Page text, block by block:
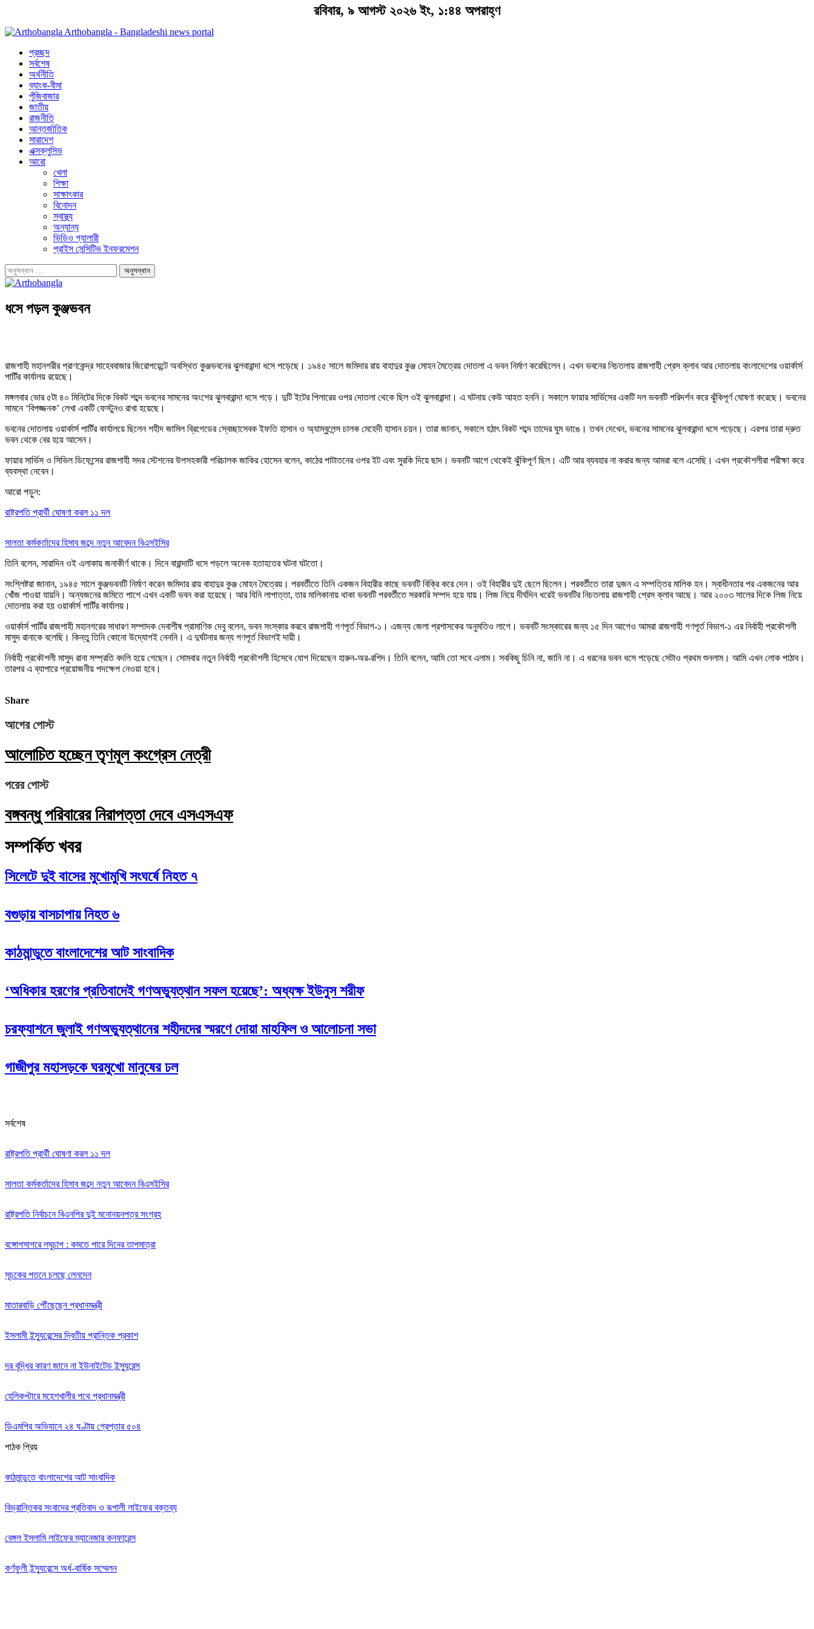
রবিবার, ৯ আগস্ট ২০২৬ ইং, ১:৪৪ অপরাহ্ণ
Arthobangla - Bangladeshi news portal
প্রচ্ছদ
সর্বশেষ
অর্থনীতি
ব্যাংক-বীমা
পুঁজিবাজার
জাতীয়
রাজনীতি
আন্তর্জাতিক
সারাদেশ
এক্সক্লুসিভ
আরো
খেলা
শিক্ষা
সাক্ষাৎকার
বিনোদন
স্বাস্থ্য
অন্যান্য
ভিডিও গ্যালারী
প্রাইস সেন্সিটিভ ইনফরমেশন
ধসে পড়ল কুঞ্জভবন
রাজশাহী মহানগরীর প্রাণকেন্দ্র সাহেববাজার জিরোপয়েন্টে অবস্থিত কুঞ্জভবনের ঝুলবারান্দা ধসে পড়েছে। ১৯৪৫ সালে জমিদার রায় বাহাদুর কুঞ্জ মোহন মৈত্রেয় দোতলা এ ভবন নির্মাণ করেছিলেন। এখন ভবনের নিচতলায় রাজশাহী প্রেস ক্লাব আর দোতলায় বাংলাদেশের ওয়ার্কার্স
পার্টির কার্যালয় রয়েছে।
মঙ্গলবার ভোর ৫টা ৪০ মিনিটের দিকে বিকট শব্দে ভবনের সামনের অংশের ঝুলবারান্দা ধসে পড়ে। দুটি ইটের পিলারের ওপর দোতলা থেকে ছিল ওই ঝুলবারান্দা। এ ঘটনায় কেউ আহত হননি। সকালে ফায়ার সার্ভিসের একটি দল ভবনটি পরিদর্শন করে ঝুঁকিপূর্ণ ঘোষণা করেছে। ভবনের
সামনে ‘বিপজ্জনক’ লেখা একটি ফেস্টুনও রাখা হয়েছে।
ভবনের দোতলায় ওয়ার্কার্স পার্টির কার্যালয়ে ছিলেন শহীদ জামিল ব্রিগেডের স্বেচ্ছাসেবক ইফতি হাসান ও অ্যাম্বুলেন্স চালক মেহেদী হাসান চয়ন। তারা জানান, সকালে হঠাৎ বিকট শব্দে তাদের ঘুম ভাঙে। তখন দেখেন, ভবনের সামনের ঝুলবারান্দা ধসে পড়েছে। এরপর তারা দ্রুত
ভবন থেকে বের হয়ে আসেন।
ফায়ার সার্ভিস ও সিভিল ডিফেন্সের রাজশাহী সদর স্টেশনের উপসহকারী পরিচালক জাকির হোসেন বলেন, কাঠের পাটাতনের ওপর ইট এবং সুরকি দিয়ে ছাদ। ভবনটি আগে থেকেই ঝুঁকিপূর্ণ ছিল। এটি আর ব্যবহার না করার জন্য আমরা বলে এসেছি। এখন প্রকৌশলীরা পরীক্ষা করে
ব্যবস্থা নেবেন।
আরো পড়ুন:
রাষ্ট্রপতি প্রার্থী ঘোষণা করল ১১ দল
সালতা কর্মকর্তাদের হিসাব জব্দে নতুন আবেদন বিএসইসির
তিনি বলেন, সারাদিন ওই এলাকায় জনাকীর্ণ থাকে। দিনে বারান্দাটি ধসে পড়লে অনেক হতাহতের ঘটনা ঘটতো।
সংশ্লিষ্টরা জানান, ১৯৪৫ সালে কুঞ্জভবনটি নির্মাণ করেন জমিদার রায় বাহাদুর কুঞ্জ মোহন মৈত্রেয়। পরবর্তীতে তিনি একজন বিহারীর কাছে ভবনটি বিক্রি করে দেন। ওই বিহারীর দুই ছেলে ছিলেন। পরবর্তীতে তারা দুজন এ সম্পত্তির মালিক হন। স্বাধীনতার পর একজনের আর
খোঁজ পাওয়া যায়নি। অন্যজনের জমিতে পাশে এখন একটি ভবন করা হয়েছে। আর যিনি লাপাত্তা, তার মালিকানায় থাকা ভবনটি পরবর্তীতে সরকারি সম্পদ হয়ে যায়। লিজ নিয়ে দীর্ঘদিন ধরেই ভবনটির নিচতলায় রাজশাহী প্রেস ক্লাব আছে। আর ২০০৩ সালের দিকে লিজ নিয়ে
দোতলায় করা হয় ওয়ার্কার্স পার্টির কার্যালয়।
ওয়ার্কার্স পার্টির রাজশাহী মহানগরের সাধারণ সম্পাদক দেবাশীষ প্রামাণিক দেবু বলেন, ভবন সংস্কার করবে রাজশাহী গণপূর্ত বিভাগ-১। এজন্য জেলা প্রশাসকের অনুমতিও লাগে। ভবনটি সংস্কারের জন্য ১৫ দিন আগেও আমরা রাজশাহী গণপূর্ত বিভাগ-১ এর নির্বাহী প্রকৌশলী
মাসুদ রানাকে বলেছি। কিন্তু তিনি কোনো উদ্যোগই নেননি। এ দুর্ঘটনার জন্য গণপূর্ত বিভাগই দায়ী।
নির্বাহী প্রকৌশলী মাসুদ রানা সম্প্রতি বদলি হয়ে গেছেন। সোমবার নতুন নির্বাহী প্রকৌশলী হিসেবে যোগ দিয়েছেন হারুন-অর-রশিদ। তিনি বলেন, আমি তো সবে এলাম। সবকিছু চিনি না, জানি না। এ ধরনের ভবন ধসে পড়েছে সেটাও প্রথম শুনলাম। আমি এখন লোক পাঠাব।
তারপর এ ব্যাপারে প্রয়োজনীয় পদক্ষেপ নেওয়া হবে।
Share
আগের পোস্ট
আলোচিত হচ্ছেন তৃণমূল কংগ্রেস নেত্রী
পরের পোস্ট
বঙ্গবন্ধু পরিবারের নিরাপত্তা দেবে এসএসএফ
সম্পর্কিত খবর
সিলেটে দুই বাসের মুখোমুখি সংঘর্ষে নিহত ৭
বগুড়ায় বাসচাপায় নিহত ৬
কাঠমান্ডুতে বাংলাদেশের আট সাংবাদিক
‘অধিকার হরণের প্রতিবাদেই গণঅভ্যুত্থান সফল হয়েছে’: অধ্যক্ষ ইউনুস শরীফ
চরফ্যাশনে জুলাই গণঅভ্যুত্থানের শহীদদের স্মরণে দোয়া মাহফিল ও আলোচনা সভা
গাজীপুর মহাসড়কে ঘরমুখো মানুষের ঢল
সর্বশেষ
রাষ্ট্রপতি প্রার্থী ঘোষণা করল ১১ দল
সালতা কর্মকর্তাদের হিসাব জব্দে নতুন আবেদন বিএসইসির
রাষ্ট্রপতি নির্বাচনে বিএনপির দুই মনোনয়নপত্র সংগ্রহ
বঙ্গোপসাগরে লঘুচাপ : কমতে পারে দিনের তাপমাত্রা
সূচকের পতনে চলছে লেনদেন
মাতারবাড়ি পৌঁছেছেন প্রধানমন্ত্রী
ইসলামী ইন্স্যুরেন্সের দ্বিতীয় প্রান্তিক প্রকাশ
দর বৃদ্ধির কারণ জানে না ইউনাইটেড ইন্স্যুরেন্স
হেলিকপ্টারে মহেশখালীর পথে প্রধানমন্ত্রী
ডিএমপির অভিযানে ২৪ ঘণ্টায় গ্রেপ্তার ৫০৪
পাঠক প্রিয়
কাঠমান্ডুতে বাংলাদেশের আট সাংবাদিক
বিভ্রান্তিকর সংবাদের প্রতিবাদ ও রূপালী লাইফের বক্তব্য
বেঙ্গল ইসলামি লাইফের ম্যানেজার কনফারেন্স
কর্ণফুলী ইন্স্যুরেন্সে অর্ধ-বার্ষিক সম্মেলন